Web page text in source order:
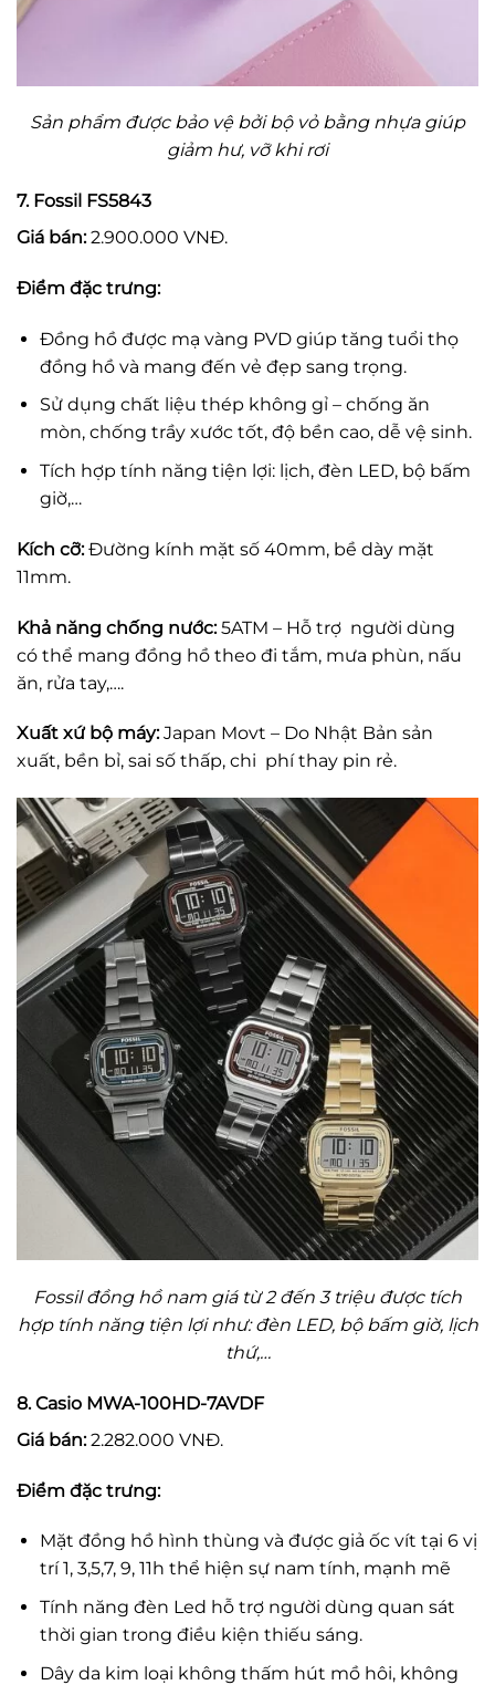
Sản phẩm được bảo vệ bởi bộ vỏ bằng nhựa giúp
giảm hư, vỡ khi rơi
7. Fossil FS5843
Giá bán:2.900.000 VNĐ.
Điểm đặc trưng:
Đồng hồ được mạ vàng PVD giúp tăng tuổi thọ
đồng hồ và mang đến vẻ đẹp sang trọng.
Sử dụng chất liệu thép không gỉ – chống ăn
mòn, chống trầy xước tốt, độ bền cao, dễ vệ sinh.
Tích hợp tính năng tiện lợi: lịch, đèn LED, bộ bấm
giờ,…
Kích cỡ:Đường kính mặt số 40mm, bề dày mặt
11mm.
Khả năng chống nước:5ATM – Hỗ trợ người dùng
có thể mang đồng hồ theo đi tắm, mưa phùn, nấu
ăn, rửa tay,….
Xuất xứ bộ máy:Japan Movt – Do Nhật Bản sản
xuất, bền bỉ, sai số thấp, chi phí thay pin rẻ.
Fossil đồng hồ nam giá từ 2 đến 3 triệu được tích
hợp tính năng tiện lợi như: đèn LED, bộ bấm giờ, lịch
thứ,…
8. Casio MWA-100HD-7AVDF
Giá bán:2.282.000 VNĐ.
Điểm đặc trưng:
Mặt đồng hồ hình thùng và được giả ốc vít tại 6 vị
trí 1, 3,5,7, 9, 11h thể hiện sự nam tính, mạnh mẽ
Tính năng đèn Led hỗ trợ người dùng quan sát
thời gian trong điều kiện thiếu sáng.
Dây da kim loại không thấm hút mồ hôi, không